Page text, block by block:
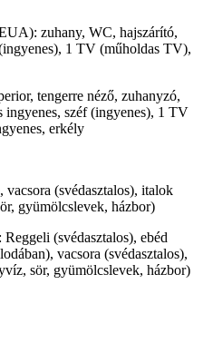
zuhany, WC, hajszárító,
1 TV (műholdas TV),
tengerre néző, zuhanyzó,
széf (ingyenes), 1 TV
erkély
vacsora (svédasztalos), italok
gyümölcslevek, házbor)
(svédasztalos), ebéd
vacsora (svédasztalos),
sör, gyümölcslevek, házbor)